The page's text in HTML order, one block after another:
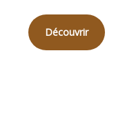
Découvrir